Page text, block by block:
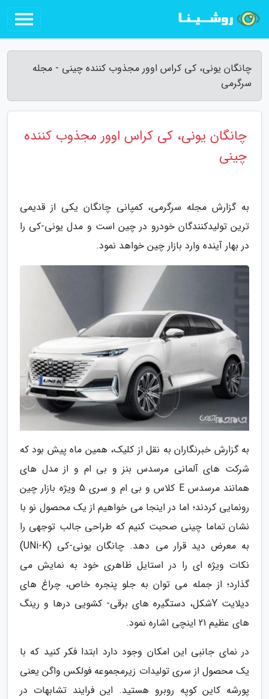
چانگان یونی، کی کراس اوور مجذوب کننده چینی - مجله
سرگرمی
چانگان یونی، کی کراس اوور مجذوب کننده
چینی
به گزارش مجله سرگرمی، کمپانی چانگان یکی از قدیمی
ترین تولیدکنندگان خودرو در چین است و مدل یونی-کی را
در بهار آینده وارد بازار چین خواهد نمود.
به گزارش خبرنگاران به نقل از کلیک، همین ماه پیش بود که
شرکت های آلمانی مرسدس بنز و بی ام و از مدل های
همانند مرسدس E کلاس و بی ام و سری 5 ویژه بازار چین
رونمایی کردند؛ اما در اینجا می خواهیم از یک محصول نو با
نشان تماما چینی صحبت کنیم که طراحی جالب توجهی را
به معرض دید قرار می دهد. چانگان یونی-کی (UNi-K)
نکات ویژه ای را در استایل ظاهری خود به نمایش می
گذارد؛ از جمله می توان به جلو پنجره خاص، چراغ های
دیلایت Yشکل، دستگیره های برقی- کشویی درها و رینگ
های عظیم 21 اینچی اشاره نمود.
در نمای جانبی این امکان وجود دارد ابتدا فکر کنید که با
یک محصول از سری تولیدات زیرمجموعه فولکس واگن یعنی
پورشه کاین کوپه روبرو هستید. این فرایند تشابهات در